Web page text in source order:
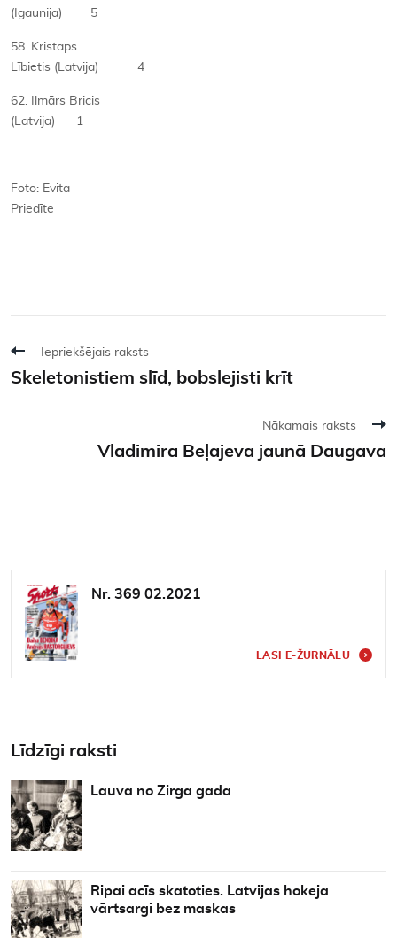
(Igaunija) 5
58. Kristaps
Lībietis (Latvija) 4
62. Ilmārs Bricis
(Latvija) 1
Foto: Evita
Priedīte
Iepriekšējais raksts
Skeletonistiem slīd, bobslejisti krīt
Nākamais raksts
Vladimira Beļajeva jaunā Daugava
Nr. 369 02.2021
LASI E-ŽURNĀLU
Līdzīgi raksti
Lauva no Zirga gada
Ripai acīs skatoties. Latvijas hokeja
vārtsargi bez maskas